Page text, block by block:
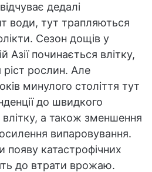
дедалі
води, тут трапляються
Сезон дощів у
Азії починається влітку,
ріст рослин. Але
минулого століття тут
до швидкого
влітку, а також зменшення
випаровування.
появу катастрофічних
до втрати врожаю.